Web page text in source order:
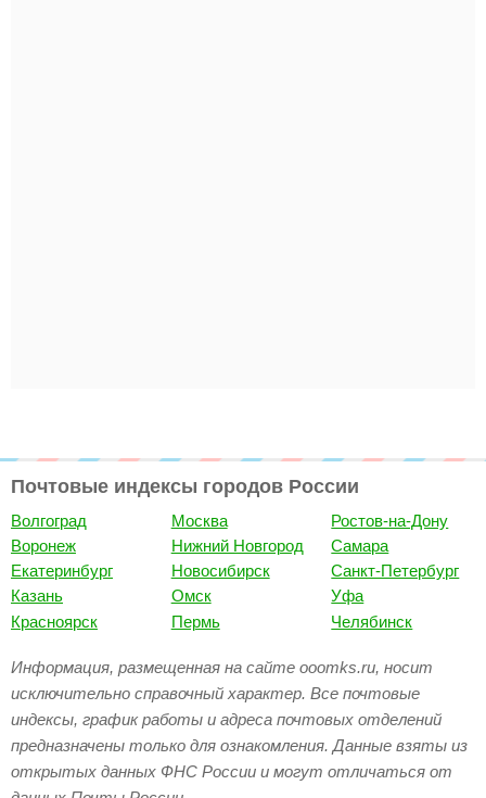
Почтовые индексы городов России
Волгоград
Воронеж
Екатеринбург
Казань
Красноярск
Москва
Нижний Новгород
Новосибирск
Омск
Пермь
Ростов-на-Дону
Самара
Санкт-Петербург
Уфа
Челябинск
Информация, размещенная на сайте ooomks.ru, носит
исключительно справочный характер. Все почтовые
индексы, график работы и адреса почтовых отделений
предназначены только для ознакомления. Данные взяты из
открытых данных ФНС России и могут отличаться от